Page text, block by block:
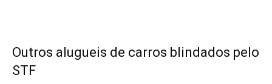
Outros alugueis de carros blindados pelo
STF